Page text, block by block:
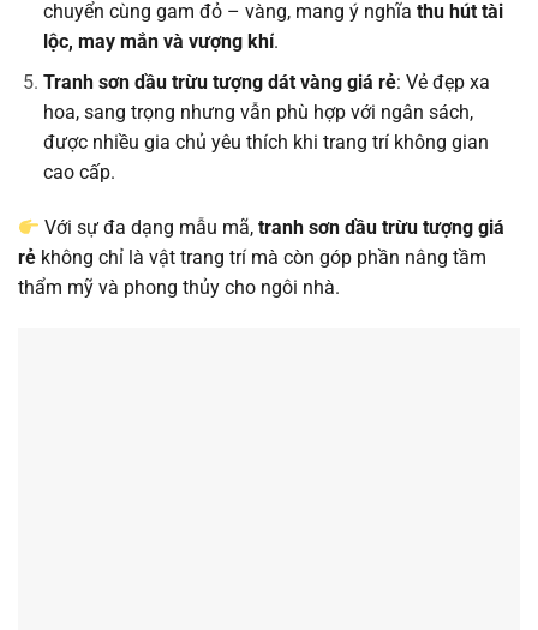
chuyển cùng gam đỏ – vàng, mang ý nghĩa thu hút tài
lộc, may mắn và vượng khí.
Tranh sơn dầu trừu tượng dát vàng giá rẻ: Vẻ đẹp xa
hoa, sang trọng nhưng vẫn phù hợp với ngân sách,
được nhiều gia chủ yêu thích khi trang trí không gian
cao cấp.
Với sự đa dạng mẫu mã,tranh sơn dầu trừu tượng giá
rẻ không chỉ là vật trang trí mà còn góp phần nâng tầm
thẩm mỹ và phong thủy cho ngôi nhà.